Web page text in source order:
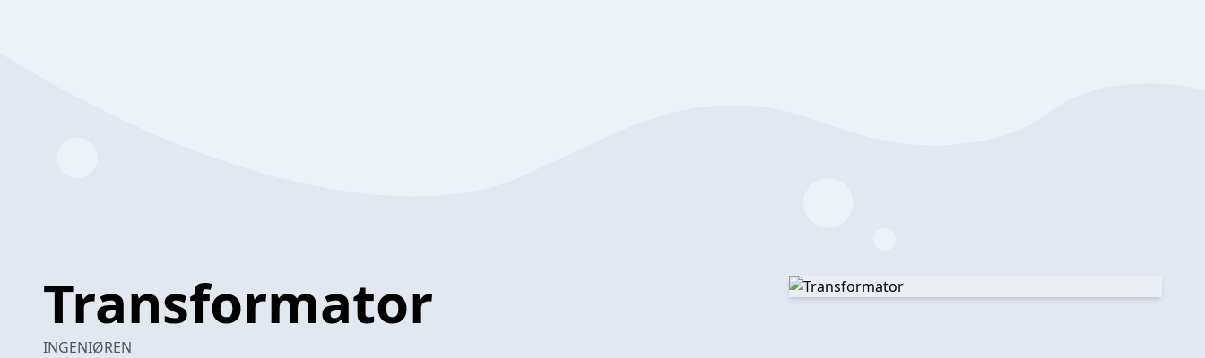
Transformator
INGENIØREN